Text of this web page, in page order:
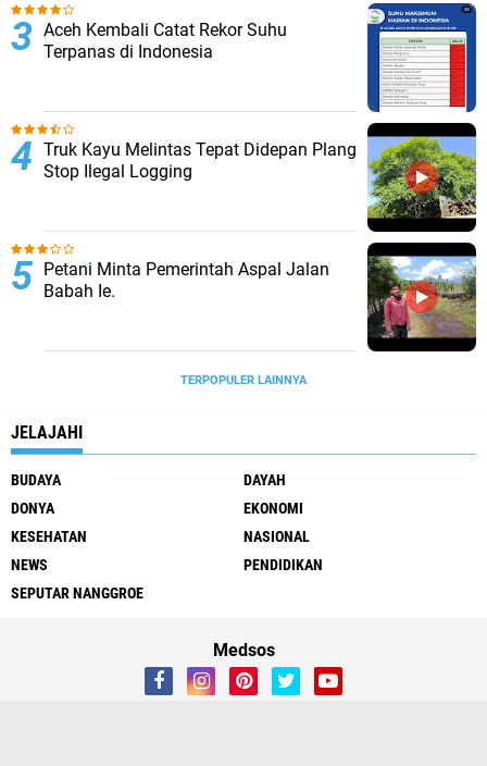
Aceh Kembali Catat Rekor Suhu
Terpanas di Indonesia
Truk Kayu Melintas Tepat Didepan Plang
Stop Ilegal Logging
Petani Minta Pemerintah Aspal Jalan
Babah Ie.
TERPOPULER LAINNYA
JELAJAHI
BUDAYA
DAYAH
DONYA
EKONOMI
KESEHATAN
NASIONAL
NEWS
PENDIDIKAN
SEPUTAR NANGGROE
Medsos